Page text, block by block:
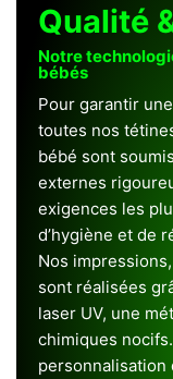
Qualité
Notre
bébés
Pour garantir
toutes nos
bébé sont
externes
exigences les
d’hygiène et de
Nos
sont réalisées
laser UV, une
chimiques